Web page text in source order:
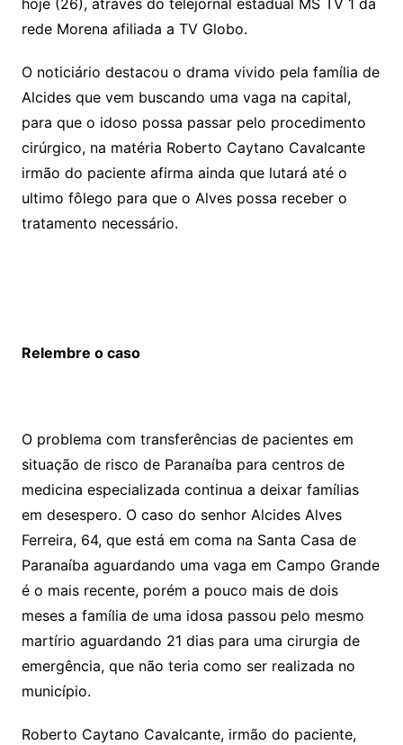
hoje (26), através do telejornal estadual MS TV 1 da
rede Morena afiliada a TV Globo.
O noticiário destacou o drama vivido pela família de
Alcides que vem buscando uma vaga na capital,
para que o idoso possa passar pelo procedimento
cirúrgico, na matéria Roberto Caytano Cavalcante
irmão do paciente afirma ainda que lutará até o
ultimo fôlego para que o Alves possa receber o
tratamento necessário.
Relembre o caso
O problema com transferências de pacientes em
situação de risco de Paranaíba para centros de
medicina especializada continua a deixar famílias
em desespero. O caso do senhor Alcides Alves
Ferreira, 64, que está em coma na Santa Casa de
Paranaíba aguardando uma vaga em Campo Grande
é o mais recente, porém a pouco mais de dois
meses a família de uma idosa passou pelo mesmo
martírio aguardando 21 dias para uma cirurgia de
emergência, que não teria como ser realizada no
município.
Roberto Caytano Cavalcante, irmão do paciente,